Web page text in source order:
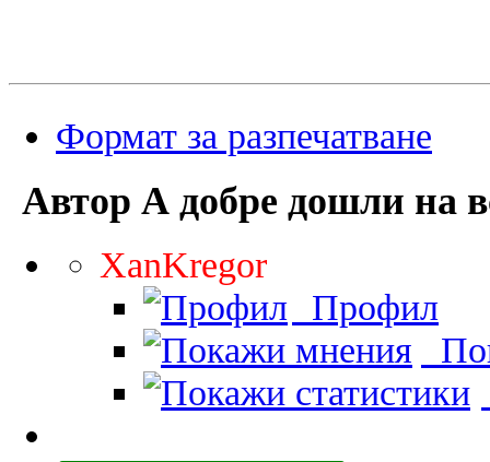
Формат за разпечатване
Автор А добре дошли на
XanKregor
Профил